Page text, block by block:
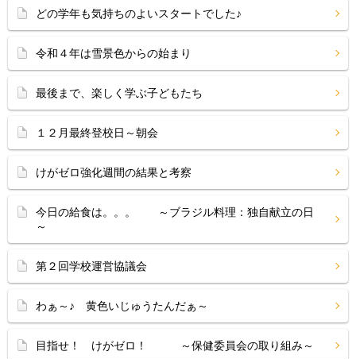
どの学年も気持ちのよいスタートでした♪
令和４年は雪景色からの始まり
最後まで、楽しく学ぶ子どもたち
１２月最終登校日～朝会
けがゼロ強化週間の結果と考察
今日の給食は。。。 ～ブラジル料理：独自献立の日
～
第２回学校運営協議会
わぁ～♪ 黄色いじゅうたんだぁ～
目指せ！ けがゼロ！ ～保健委員会の取り組み～